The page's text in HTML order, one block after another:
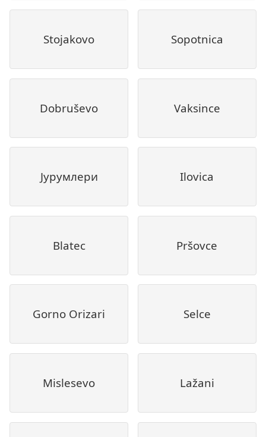
Stojakovo Sopotnica
Dobruševo Vaksince
Јурумлери Ilovica
Blatec Pršovce
Gorno Orizari Selce
Mislesevo Lažani